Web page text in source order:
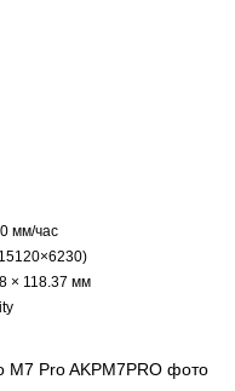
мм/час
× 118.37 мм